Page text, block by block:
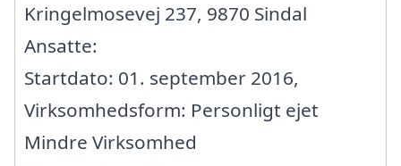
Kringelmosevej 237, 9870 Sindal
Ansatte:
Startdato: 01. september 2016,
Virksomhedsform: Personligt ejet
Mindre Virksomhed